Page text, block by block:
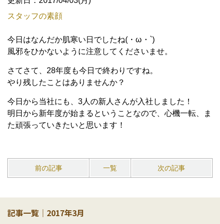
スタッフの素顔
今日はなんだか肌寒い日でしたね(・ω・`)
風邪をひかないように注意してくださいませ。
さてさて、28年度も今日で終わりですね。
やり残したことはありませんか？
今日から当社にも、3人の新人さんが入社しました！
明日から新年度が始まるということなので、心機一転、ま
た頑張っていきたいと思います！
前の記事 一覧 次の記事
記事一覧｜2017年3月